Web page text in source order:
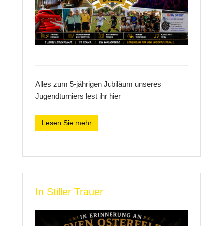
Alles zum 5-jährigen Jubiläum unseres
Jugendturniers lest ihr hier
Lesen Sie mehr
In Stiller Trauer